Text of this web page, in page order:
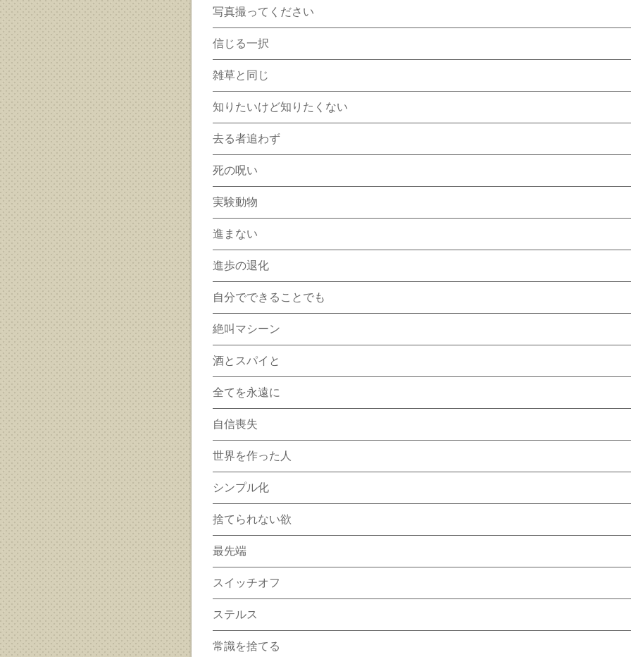
写真撮ってください
信じる一択
雑草と同じ
知りたいけど知りたくない
去る者追わず
死の呪い
実験動物
進まない
進歩の退化
自分でできることでも
絶叫マシーン
酒とスパイと
全てを永遠に
自信喪失
世界を作った人
シンプル化
捨てられない欲
最先端
スイッチオフ
ステルス
常識を捨てる